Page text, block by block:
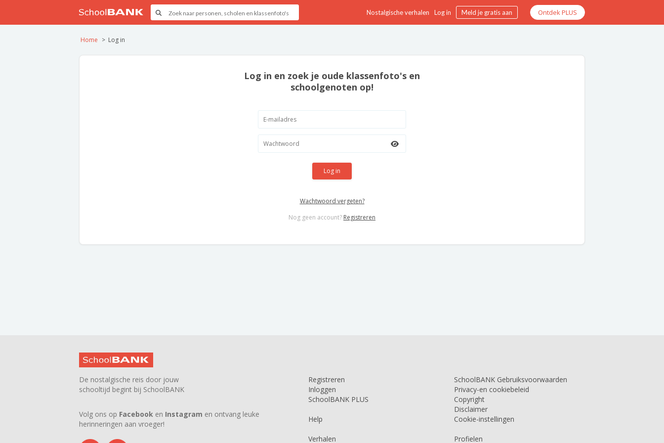
Nostalgische verhalen Log in Meld je gratis aan Ontdek PLUS
Home Log in
Log in en zoek je oude klassenfoto's en
schoolgenoten op!
Log in
Wachtwoord vergeten?
Nog geen account? Registreren
De nostalgische reis door jouw
schooltijd begint bij SchoolBANK
Volg ons op Facebook en Instagram en ontvang leuke
herinneringen aan vroeger!
Registreren
Inloggen
SchoolBANK PLUS
Help
Verhalen
SchoolBANK Gebruiksvoorwaarden
Privacy-en cookiebeleid
Copyright
Disclaimer
Cookie-instellingen
Profielen